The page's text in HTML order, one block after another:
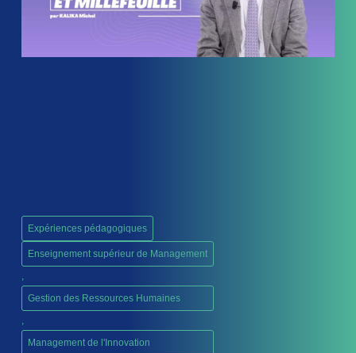
Expériences pédagogiques
Enseignement supérieur de Management
Gestion des Ressources Humaines
Management de l'Innovation